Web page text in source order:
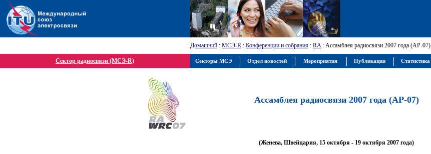
Домашний : МСЭ-R : Конференции и собрания : RA: Ассамблея радиосвязи 2007 года (АР-07)
Сектор радиосвязи (МСЭ-R)
Ассамблея радиосвязи 2007 года (АР-07)
(Женева, Швейцария, 15 октября - 19 октября 2007 года)
Секторы МСЭ Отдел новостей Мероприятия Публикации Статистика